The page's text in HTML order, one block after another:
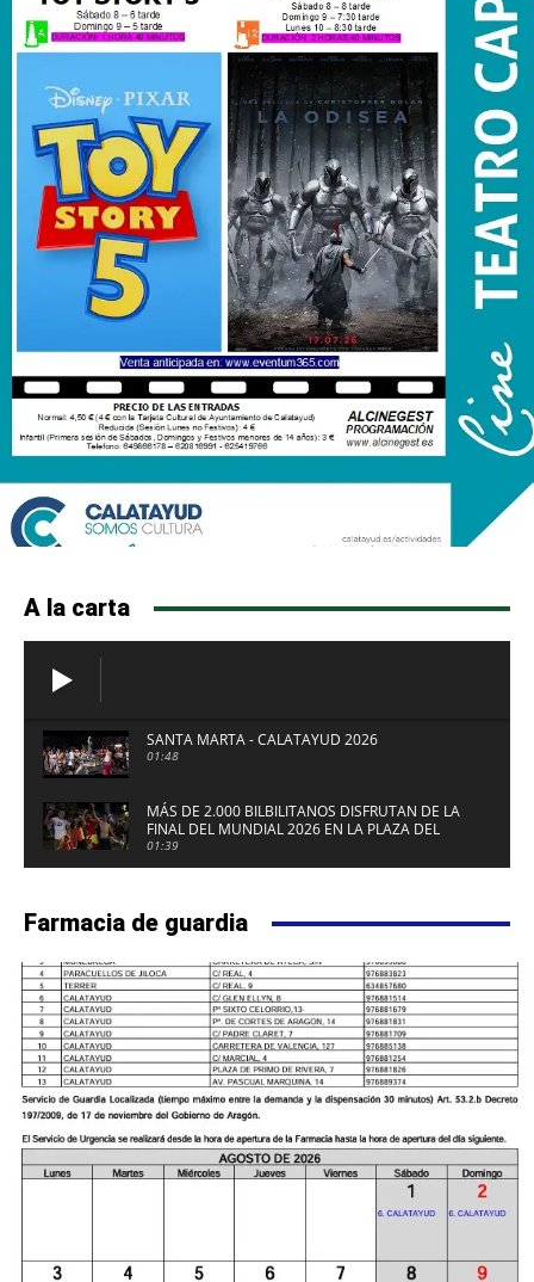
A la carta
SANTA MARTA - CALATAYUD 2026
01:48
MÁS DE 2.000 BILBILITANOS DISFRUTAN DE LA
FINAL DEL MUNDIAL 2026 EN LA PLAZA DEL
FUERTE DE CALATAYUD
01:39
Farmacia de guardia